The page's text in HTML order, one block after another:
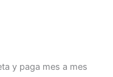
y paga mes a mes